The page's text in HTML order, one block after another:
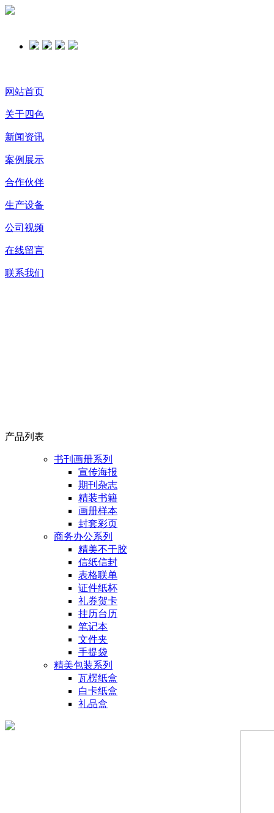
网站首页
关于四色
新闻资讯
案例展示
合作伙伴
生产设备
公司视频
在线留言
联系我们
产品列表
书刊画册系列
宣传海报
期刊杂志
精装书籍
画册样本
封套彩页
商务办公系列
精美不干胶
信纸信封
表格联单
证件纸杯
礼券贺卡
挂历台历
笔记本
文件夹
手提袋
精美包装系列
瓦楞纸盒
白卡纸盒
礼品盒